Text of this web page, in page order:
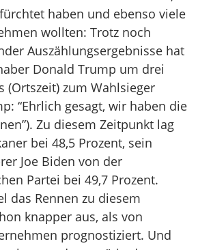
haben und ebenso viele
wollten: Trotz noch
Auszählungsergebnisse hat
Donald Trump um drei
(Ortszeit) zum Wahlsieger
“Ehrlich gesagt, wir haben die
Zu diesem Zeitpunkt lag
bei 48,5 Prozent, sein
Joe Biden von der
Partei bei 49,7 Prozent.
das Rennen zu diesem
knapper aus, als von
prognostiziert. Und